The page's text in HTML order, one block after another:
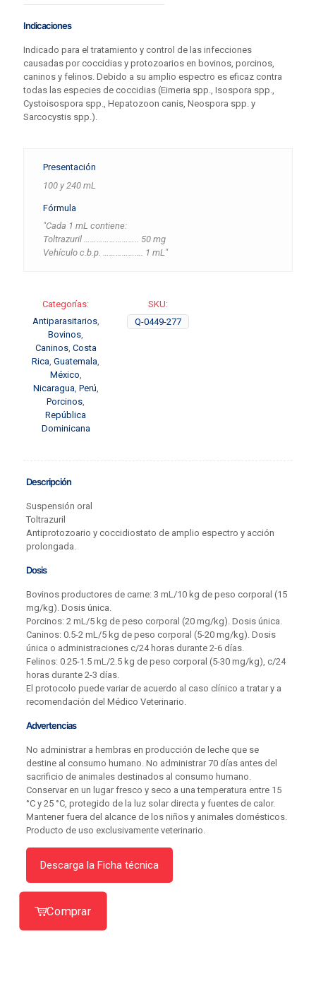
Indicaciones
Indicado para el tratamiento y control de las infecciones
causadas por coccidias y protozoarios en bovinos, porcinos,
caninos y felinos. Debido a su amplio espectro es eficaz contra
todas las especies de coccidias (Eimeria spp., Isospora spp.,
Cystoisospora spp., Hepatozoon canis, Neospora spp. y
Sarcocystis spp.).
Presentación
100 y 240 mL
Fórmula
"Cada 1 mL contiene:
Toltrazuril …………………….. 50 mg
Vehículo c.b.p. ………………. 1 mL"
Categorías:
Antiparasitarios,
Bovinos
Caninos, Costa
Rica ,Guatemala
México
Nicaragua Perú
Porcinos
República
Dominicana
SKU:
Q-0449-277
Descripción
Suspensión oral
Toltrazuril
Antiprotozoario y coccidiostato de amplio espectro y acción
prolongada.
Dosis
Bovinos productores de carne: 3 mL/10 kg de peso corporal (15
mg/kg). Dosis única.
Porcinos: 2 mL/5 kg de peso corporal (20 mg/kg). Dosis única.
Caninos: 0.5-2 mL/5 kg de peso corporal (5-20 mg/kg). Dosis
única o administraciones c/24 horas durante 2-6 días.
Felinos: 0.25-1.5 mL/2.5 kg de peso corporal (5-30 mg/kg), c/24
horas durante 2-3 días.
El protocolo puede variar de acuerdo al caso clínico a tratar y a
recomendación del Médico Veterinario.
Advertencias
No administrar a hembras en producción de leche que se
destine al consumo humano. No administrar 70 días antes del
sacrificio de animales destinados al consumo humano.
Conservar en un lugar fresco y seco a una temperatura entre 15
°C y 25 °C, protegido de la luz solar directa y fuentes de calor.
Mantener fuera del alcance de los niños y animales domésticos.
Producto de uso exclusivamente veterinario.
Descarga la Ficha técnica
Comprar